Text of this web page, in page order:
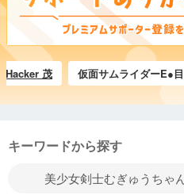
茂 仮面サムライダーE●目●ﾖ
キーワードから探す